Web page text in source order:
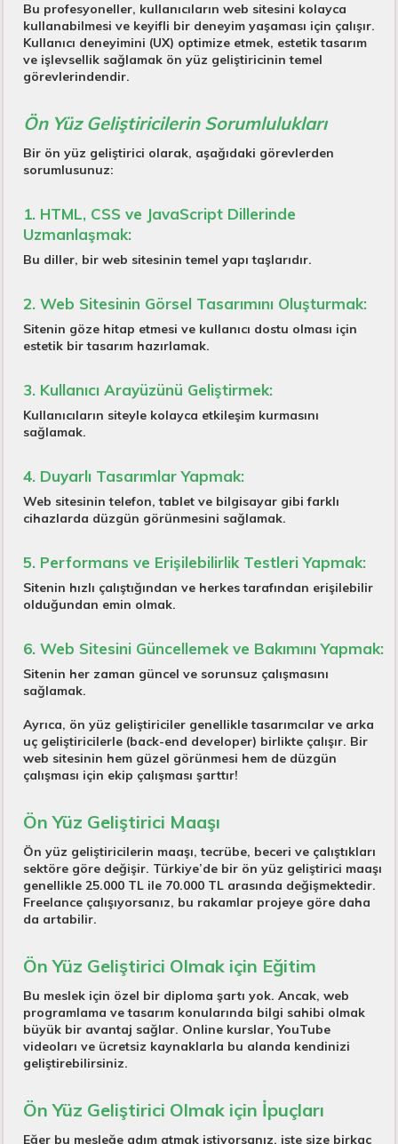
Bu profesyoneller, kullanıcıların web sitesini kolayca
kullanabilmesi ve keyifli bir deneyim yaşaması için çalışır.
Kullanıcı deneyimini (UX) optimize etmek, estetik tasarım
ve işlevsellik sağlamak ön yüz geliştiricinin temel
görevlerindendir.
Ön Yüz Geliştiricilerin Sorumlulukları
Bir ön yüz geliştirici olarak, aşağıdaki görevlerden
sorumlusunuz:
1. HTML, CSS ve JavaScript Dillerinde
Uzmanlaşmak:
Bu diller, bir web sitesinin temel yapı taşlarıdır.
2. Web Sitesinin Görsel Tasarımını Oluşturmak:
Sitenin göze hitap etmesi ve kullanıcı dostu olması için
estetik bir tasarım hazırlamak.
3. Kullanıcı Arayüzünü Geliştirmek:
Kullanıcıların siteyle kolayca etkileşim kurmasını
sağlamak.
4. Duyarlı Tasarımlar Yapmak:
Web sitesinin telefon, tablet ve bilgisayar gibi farklı
cihazlarda düzgün görünmesini sağlamak.
5. Performans ve Erişilebilirlik Testleri Yapmak:
Sitenin hızlı çalıştığından ve herkes tarafından erişilebilir
olduğundan emin olmak.
6. Web Sitesini Güncellemek ve Bakımını Yapmak:
Sitenin her zaman güncel ve sorunsuz çalışmasını
sağlamak.
Ayrıca, ön yüz geliştiriciler genellikle tasarımcılar ve arka
uç geliştiricilerle (back-end developer) birlikte çalışır. Bir
web sitesinin hem güzel görünmesi hem de düzgün
çalışması için ekip çalışması şarttır!
Ön Yüz Geliştirici Maaşı
Ön yüz geliştiricilerin maaşı, tecrübe, beceri ve çalıştıkları
sektöre göre değişir. Türkiye’de bir ön yüz geliştirici maaşı
genellikle 25.000 TL ile 70.000 TL arasında değişmektedir.
Freelance çalışıyorsanız, bu rakamlar projeye göre daha
da artabilir.
Ön Yüz Geliştirici Olmak için Eğitim
Bu meslek için özel bir diploma şartı yok. Ancak, web
programlama ve tasarım konularında bilgi sahibi olmak
büyük bir avantaj sağlar. Online kurslar, YouTube
videoları ve ücretsiz kaynaklarla bu alanda kendinizi
geliştirebilirsiniz.
Ön Yüz Geliştirici Olmak için İpuçları
Eğer bu mesleğe adım atmak istiyorsanız, işte size birkaç